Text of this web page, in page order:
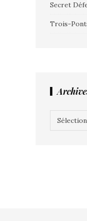
Secret
Trois-